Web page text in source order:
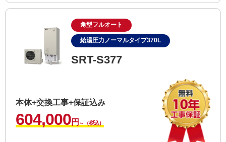
角型フルオート
給湯圧力ノーマルタイプ370L
SRT-S377
本体+交換工事+保証込み
604,000円 ～（税込）